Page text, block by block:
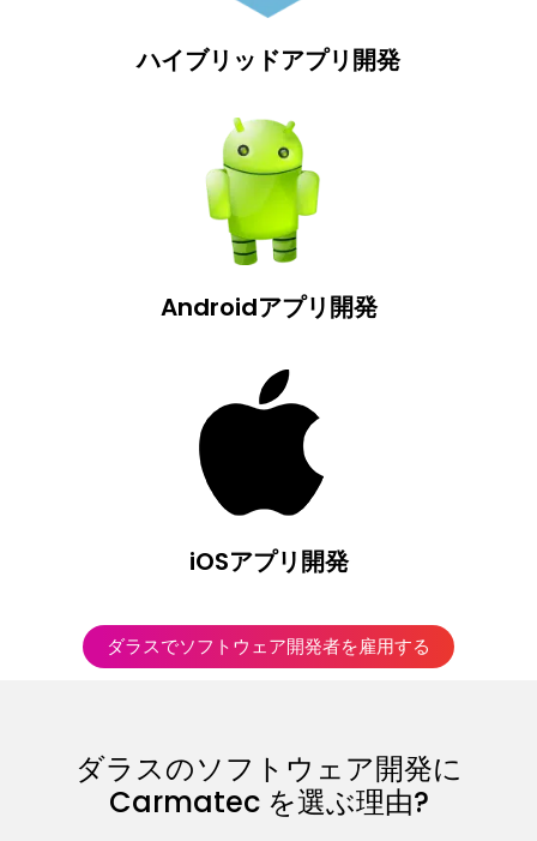
ハイブリッドアプリ開発
Androidアプリ開発
iOSアプリ開発
ダラスでソフトウェア開発者を雇用する
ダラスのソフトウェア開発に
Carmatec を選ぶ理由?